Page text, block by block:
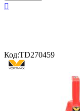

Код:TD270459